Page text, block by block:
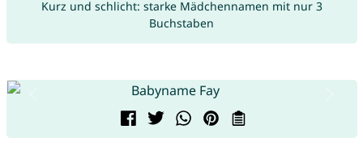
Kurz und schlicht: starke Mädchennamen mit nur 3
Buchstaben